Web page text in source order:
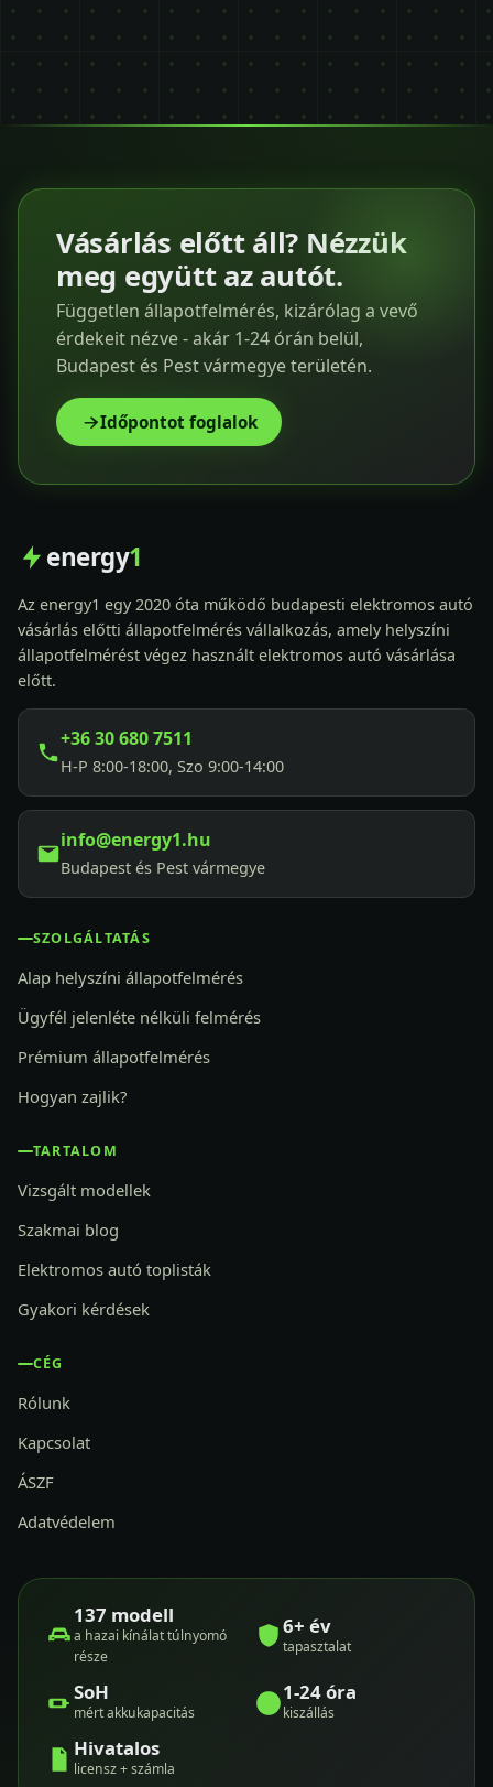
Vásárlás előtt áll? Nézzük
meg együtt az autót.
Független állapotfelmérés, kizárólag a vevő
érdekeit nézve - akár 1-24 órán belül,
Budapest és Pest vármegye területén.
Időpontot foglalok
energy1
Az energy1 egy 2020 óta működő budapesti elektromos autó
vásárlás előtti állapotfelmérés vállalkozás, amely helyszíni
állapotfelmérést végez használt elektromos autó vásárlása
előtt.
+36 30 680 7511
H-P 8:00-18:00, Szo 9:00-14:00
info@energy1.hu
Budapest és Pest vármegye
SZOLGÁLTATÁS
Alap helyszíni állapotfelmérés
Ügyfél jelenléte nélküli felmérés
Prémium állapotfelmérés
Hogyan zajlik?
TARTALOM
Vizsgált modellek
Szakmai blog
Elektromos autó toplisták
Gyakori kérdések
CÉG
Rólunk
Kapcsolat
ÁSZF
Adatvédelem
137 modell
a hazai kínálat túlnyomó
része
6+ év
tapasztalat
SoH
mért akkukapacitás
1-24 óra
kiszállás
Hivatalos
licensz + számla